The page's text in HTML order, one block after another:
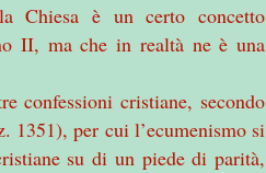
Chiesa è un certo concetto
II, ma che in realtà ne è una
confessioni cristiane, secondo
1351), per cui l’ecumenismo si
su di un piede di parità,